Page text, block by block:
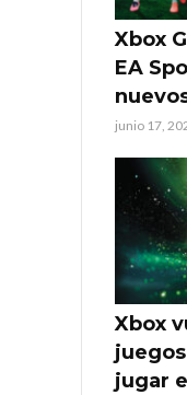
Xbox
EA
junio 17,
Xbox
jugar